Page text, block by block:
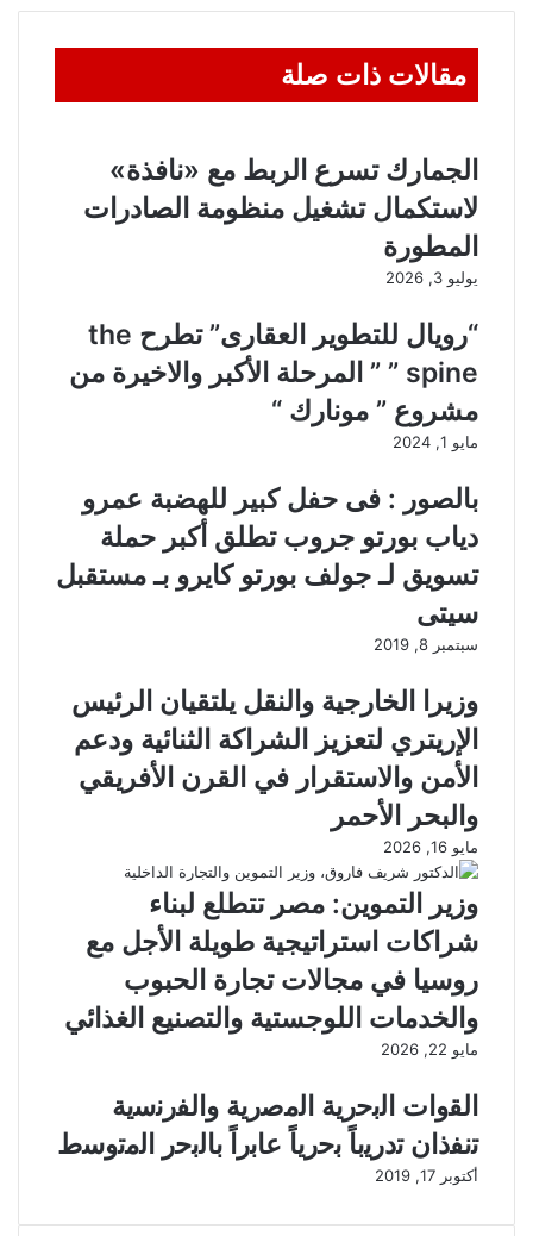
مقالات ذات صلة
الجمارك تسرع الربط مع «نافذة»
لاستكمال تشغيل منظومة الصادرات
المطورة
يوليو 3, 2026
“رويال للتطوير العقارى” تطرح the
spine ” ” المرحلة الأكبر والاخيرة من
مشروع ” مونارك “
مايو 1, 2024
بالصور : فى حفل كبير للهضبة عمرو
دياب بورتو جروب تطلق أكبر حملة
تسويق لـ جولف بورتو كايرو بـ مستقبل
سيتى
سبتمبر 8, 2019
وزيرا الخارجية والنقل يلتقيان الرئيس
الإريتري لتعزيز الشراكة الثنائية ودعم
الأمن والاستقرار في القرن الأفريقي
والبحر الأحمر
مايو 16, 2026
وزير التموين: مصر تتطلع لبناء
شراكات استراتيجية طويلة الأجل مع
روسيا في مجالات تجارة الحبوب
والخدمات اللوجستية والتصنيع الغذائي
مايو 22, 2026
اﻟﻘوات اﻟﺑﺣرﯾﺔ اﻟﻣﺻرﯾﺔ واﻟﻔرﻧﺳﯾﺔ
ﺗﻧﻔذان ﺗدرﯾباً ﺑﺣرياً ﻋﺎﺑراً ﺑﺎﻟﺑﺣر اﻟﻣﺗوﺳط
أكتوبر 17, 2019